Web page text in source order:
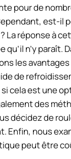
pour de
est-il
La réponse à
qu’il n’y paraît.
les
de
cela est une
des
décidez de
Enfin, nous
peut être